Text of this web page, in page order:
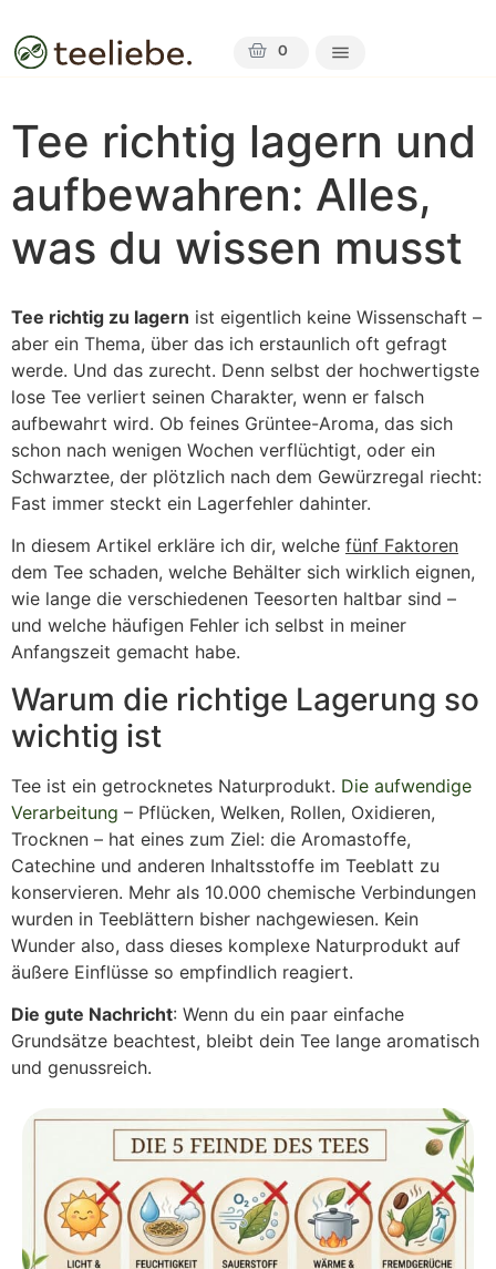
0
Tee richtig lagern und
aufbewahren: Alles,
was du wissen musst
Tee richtig zu lagern ist eigentlich keine Wissenschaft –
aber ein Thema, über das ich erstaunlich oft gefragt
werde. Und das zurecht. Denn selbst der hochwertigste
lose Tee verliert seinen Charakter, wenn er falsch
aufbewahrt wird. Ob feines Grüntee-Aroma, das sich
schon nach wenigen Wochen verflüchtigt, oder ein
Schwarztee, der plötzlich nach dem Gewürzregal riecht:
Fast immer steckt ein Lagerfehler dahinter.
In diesem Artikel erkläre ich dir, welche fünf Faktoren
dem Tee schaden, welche Behälter sich wirklich eignen,
wie lange die verschiedenen Teesorten haltbar sind –
und welche häufigen Fehler ich selbst in meiner
Anfangszeit gemacht habe.
Warum die richtige Lagerung so
wichtig ist
Tee ist ein getrocknetes Naturprodukt. Die aufwendige
Verarbeitung – Pflücken, Welken, Rollen, Oxidieren,
Trocknen – hat eines zum Ziel: die Aromastoffe,
Catechine und anderen Inhaltsstoffe im Teeblatt zu
konservieren. Mehr als 10.000 chemische Verbindungen
wurden in Teeblättern bisher nachgewiesen. Kein
Wunder also, dass dieses komplexe Naturprodukt auf
äußere Einflüsse so empfindlich reagiert.
Die gute Nachricht: Wenn du ein paar einfache
Grundsätze beachtest, bleibt dein Tee lange aromatisch
und genussreich.